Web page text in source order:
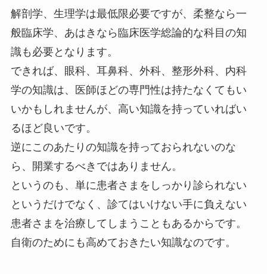
解剖学、生理学は最低限必要ですが、柔整なら一
般臨床学、あはきなら臨床医学総論的な科目の知
識も必要となります。
できれば、眼科、耳鼻科、外科、整形外科、内科
学の知識は、医師ほどの専門性は持たなくてもい
いかもしれませんが、高い知識を持っていればい
るほど良いです。
逆にこのあたりの知識を持っておられないのな
ら、開業するべきではありません。
というのも、単に患者さまをしっかり診られない
というだけでなく、診てはいけない手に負えない
患者さまを治療してしまうこともあるからです。
自衛のためにも高めておきたい知識なのです。